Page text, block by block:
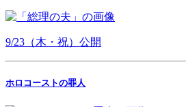
9/23（木・祝）公開
ホロコーストの罪人